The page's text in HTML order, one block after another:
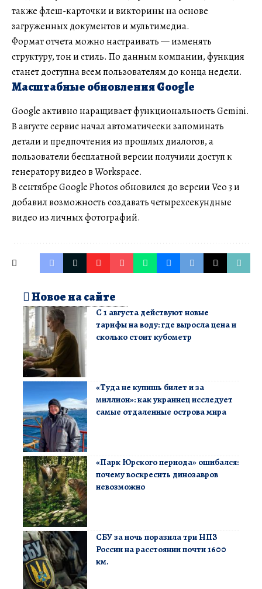
также флеш-карточки и викторины на основе
загруженных документов и мультимедиа.
Формат отчета можно настраивать — изменять
структуру, тон и стиль. По данным компании, функция
станет доступна всем пользователям до конца недели.
Масштабные обновления Google
Google активно наращивает функциональность Gemini.
В августе сервис начал автоматически запоминать
детали и предпочтения из прошлых диалогов, а
пользователи бесплатной версии получили доступ к
генератору видео в Workspace.
В сентябре Google Photos обновился до версии Veo 3 и
добавил возможность создавать четырехсекундные
видео из личных фотографий.
Новое на сайте
С 1 августа действуют новые
тарифы на воду: где выросла цена и
сколько стоит кубометр
«Туда не купишь билет и за
миллион»: как украинец исследует
самые отдаленные острова мира
«Парк Юрского периода» ошибался:
почему воскресить динозавров
невозможно
СБУ за ночь поразила три НПЗ
России на расстоянии почти 1600
км.